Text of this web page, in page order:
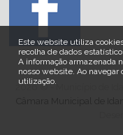
Este website utiliza
recolha de dados
A informação armazenada
nosso website.Ao navegar
utilização.
2026 © - Município de